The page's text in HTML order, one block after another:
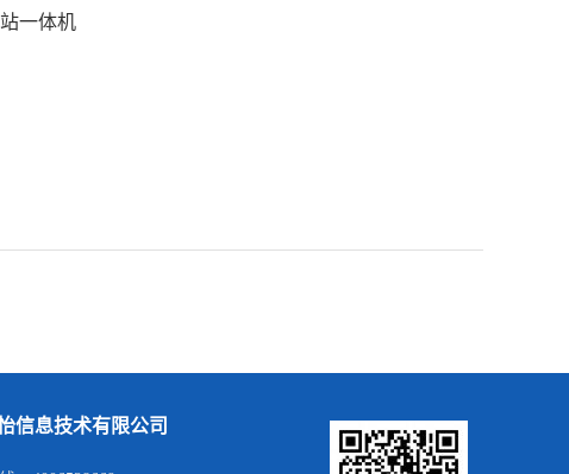
一体机
信息技术有限公司